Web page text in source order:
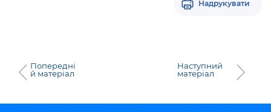
Надрукувати
Попередні
й матеріал
Наступний
матеріал